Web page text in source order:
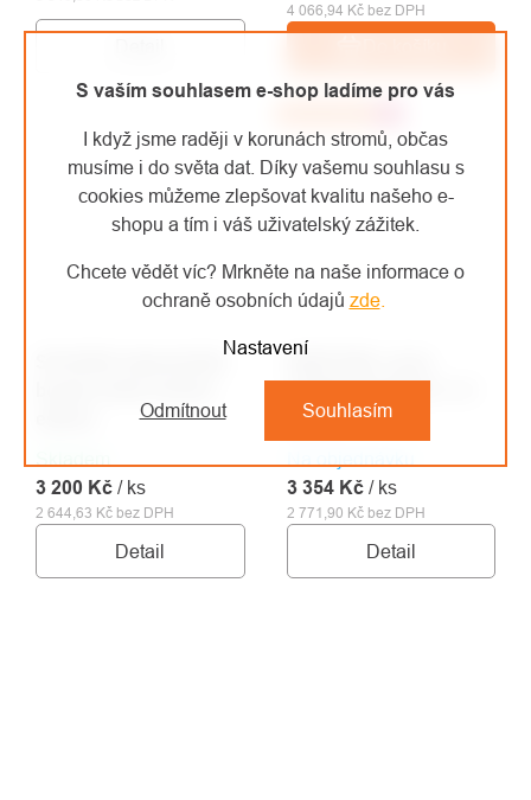
S vaším souhlasem e-shop ladíme pro vás
I když jsme raději v korunách stromů, občas
musíme i do světa dat. Díky vašemu souhlasu s
cookies můžeme zlepšovat kvalitu našeho e-
shopu a tím i váš uživatelský zážitek.
Chcete vědět víc? Mrkněte na naše informace o
ochraně osobních údajů zde.
Nastavení
Odmítnout Souhlasím
4 066,94 Kč bez DPH
SOLIDUR arboristická
2 644,63 Kč bez DPH
3 200 Kč / ks
Detail
MONTURA vesta
žlutá
2 771,90 Kč bez DPH
3 354 Kč / ks
Detail